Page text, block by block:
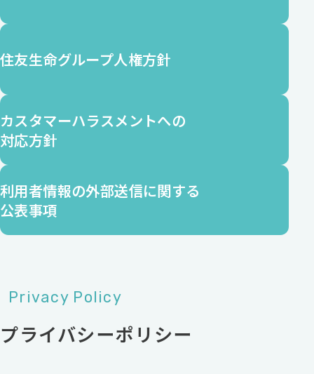
住友生命グループ人権方針
カスタマーハラスメントへの
対応方針
利用者情報の外部送信に関する
公表事項
Privacy Policy
プライバシーポリシー